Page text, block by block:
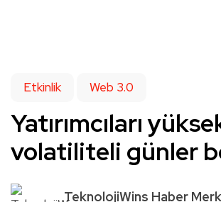
Etkinlik Web 3.0
Yatırımcıları
volatiliteli günler
TeknolojiWins Haber